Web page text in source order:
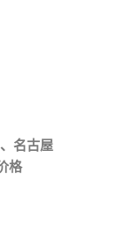
名古屋
格